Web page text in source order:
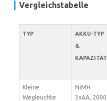
Vergleichstabelle
TYP
AKKU-TYP
&
KAPAZITÄT
Kleine
Wegleuchte
NiMH
3xAA, 2000